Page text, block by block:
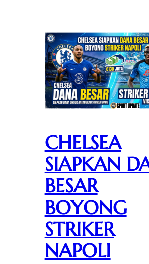
CHELSEA
SIAPKAN
BESAR
BOYONG
STRIKER
NAPOLI